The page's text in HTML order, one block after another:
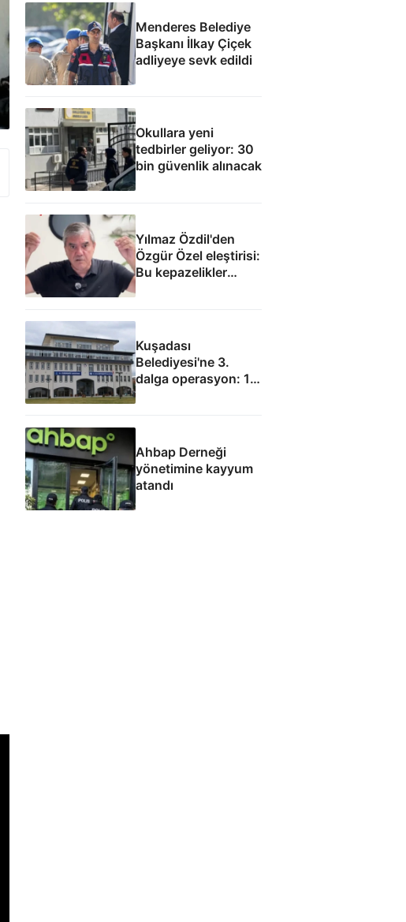
Menderes Belediye
Başkanı İlkay Çiçek
adliyeye sevk edildi
Okullara yeni
tedbirler geliyor: 30
bin güvenlik alınacak
Yılmaz Özdil'den
Özgür Özel eleştirisi:
Bu kepazelikler
yüzünden
Kuşadası
Belediyesi'ne 3.
dalga operasyon: 15
gözaltı
Ahbap Derneği
yönetimine kayyum
atandı